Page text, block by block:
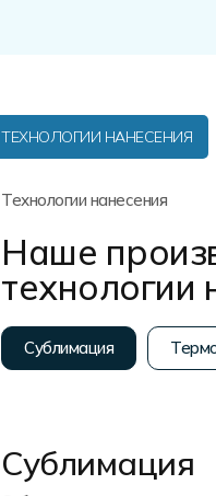
ТЕХНОЛОГИИ НАНЕСЕНИЯ
Технологии нанесения
Наше
Сублимация
Сублимация